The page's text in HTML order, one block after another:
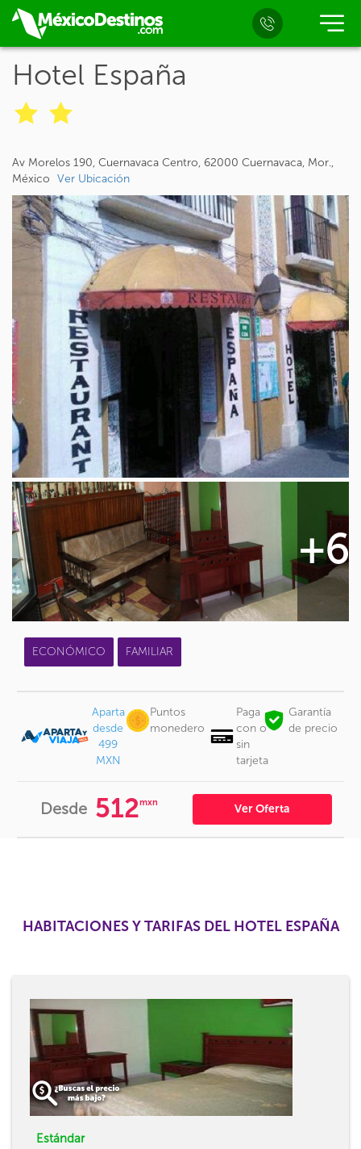
Hotel España
Av Morelos 190, Cuernavaca Centro, 62000 Cuernavaca, Mor.,
México Ver Ubicación
+6
ECONÓMICO FAMILIAR
Aparta
desde
499
MXN
Puntos
monedero
Paga
con o
sin
tarjeta
Garantía
de precio
Desde 512mxn Ver Oferta
HABITACIONES Y TARIFAS DEL HOTEL ESPAÑA
Estándar